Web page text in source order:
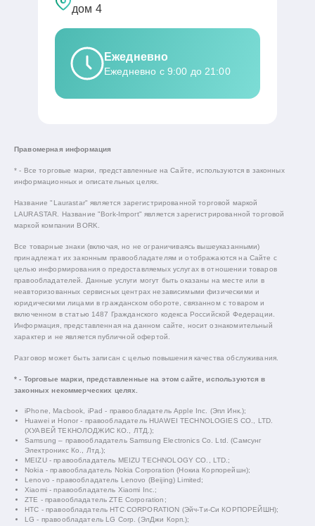
дом 4
Ежедневно
Ежедневно с 9:00 до 21:00
Правомерная информация
* - Все торговые марки, представленные на Сайте, используются в законных
информационных и описательных целях.
Название "Laurastar" является зарегистрированной торговой маркой
LAURASTAR. Название "Bork-Import" является зарегистрированной торговой
маркой компании BORK.
Все товарные знаки (включая, но не ограничиваясь вышеуказанными)
принадлежат их законным правообладателям и отображаются на Сайте с
целью информирования о предоставляемых услугах в отношении товаров
правообладателей. Данные услуги могут быть оказаны на месте или в
неавторизованных сервисных центрах независимыми физическими и
юридическими лицами в гражданском обороте, связанном с товаром и
включенном в статью 1487 Гражданского кодекса Российской Федерации.
Информация, представленная на данном сайте, носит ознакомительный
характер и не является публичной офертой.
Разговор может быть записан с целью повышения качества обслуживания.
* - Торговые марки, представленные на этом сайте, используются в
законных некоммерческих целях.
iPhone, Macbook, iPad - правообладатель Apple Inc. (Эпл Инк.);
Huawei и Honor - правообладатель HUAWEI TECHNOLOGIES CO., LTD.
(ХУАВЕЙ ТЕКНОЛОДЖИС КО., ЛТД.);
Samsung – правообладатель Samsung Electronics Co. Ltd. (Самсунг
Электроникс Ко., Лтд.);
MEIZU - правообладатель MEIZU TECHNOLOGY CO., LTD.;
Nokia - правообладатель Nokia Corporation (Нокиа Корпорейшн);
Lenovo - правообладатель Lenovo (Beijing) Limited;
Xiaomi - правообладатель Xiaomi Inc.;
ZTE - правообладатель ZTE Corporation;
HTC - правообладатель HTC CORPORATION (Эйч-Ти-Си КОРПОРЕЙШН);
LG - правообладатель LG Corp. (ЭлДжи Корп.);